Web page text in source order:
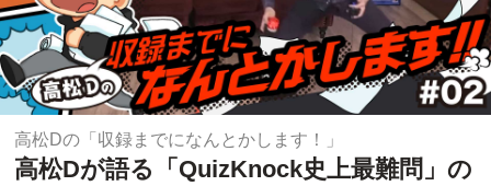
高松Dの「収録までになんとかします！」
高松Dが語る「QuizKnock史上最難問」の